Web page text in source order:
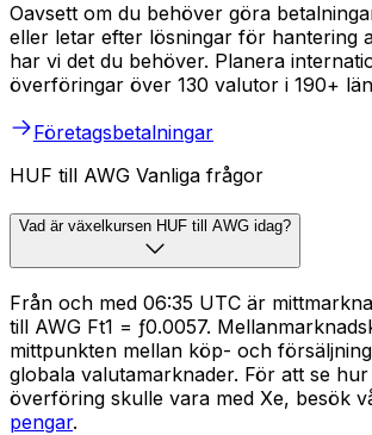
Oavsett om du behöver göra
eller letar efter lösningar för hantering
har vi det du behöver. Planera
överföringar över 130 valutor i 190+
Företagsbetalningar
HUF till AWG Vanliga frågor
Vad är växelkursen HUF till AWG idag?
Från och med 06:35 UTC är
till AWG Ft1 = ƒ0.0057.
mittpunkten mellan köp- och
globala valutamarknader. För att se
överföring skulle vara med Xe, besök
pengar.